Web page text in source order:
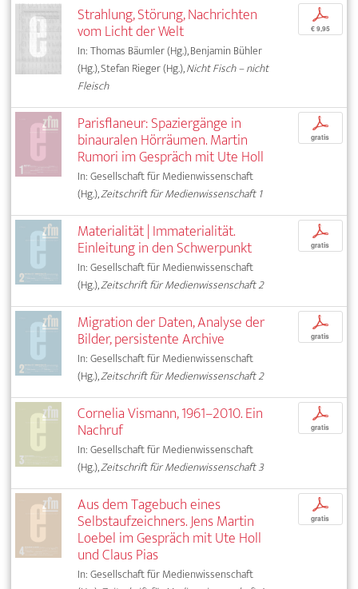
Strahlung, Störung, Nachrichten
vom Licht der Welt
In: Thomas Bäumler (Hg.), Benjamin Bühler
(Hg.), Stefan Rieger (Hg.),Nicht Fisch – nicht
Fleisch
p
€ 9,95
Parisflaneur: Spaziergänge in
binauralen Hörräumen. Martin
Rumori im Gespräch mit Ute Holl
In: Gesellschaft für Medienwissenschaft
(Hg.),Zeitschrift für Medienwissenschaft 1
p
gratis
Materialität | Immaterialität.
Einleitung in den Schwerpunkt
In: Gesellschaft für Medienwissenschaft
(Hg.),Zeitschrift für Medienwissenschaft 2
p
gratis
Migration der Daten, Analyse der
Bilder, persistente Archive
In: Gesellschaft für Medienwissenschaft
(Hg.),Zeitschrift für Medienwissenschaft 2
p
gratis
Cornelia Vismann, 1961–2010. Ein
Nachruf
In: Gesellschaft für Medienwissenschaft
(Hg.),Zeitschrift für Medienwissenschaft 3
p
gratis
Aus dem Tagebuch eines
Selbstaufzeichners. Jens Martin
Loebel im Gespräch mit Ute Holl
und Claus Pias
In: Gesellschaft für Medienwissenschaft
p
gratis